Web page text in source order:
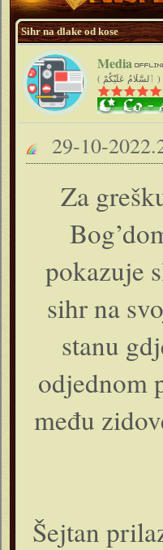
Sihr na dlake od kose
Media
( ٱلسَّلَامُ عَلَيْكُمْ )
29-10-
Za
pokazuje
sihr na
stanu
odjednom
među
Šejtan